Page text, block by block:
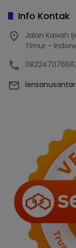
Info Kontak
Jalan Kawah
Timur -